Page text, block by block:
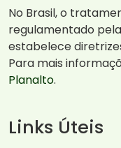
No Brasil, o
regulamentado pela
estabelece
Para mais
Planalto.
Links Úteis